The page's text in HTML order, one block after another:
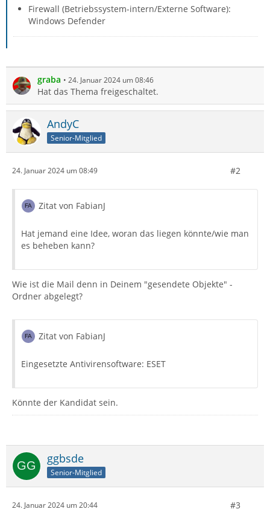
Firewall (Betriebssystem-intern/Externe Software):
Windows Defender
graba 24. Januar 2024 um 08:46
Hat das Thema freigeschaltet.
AndyC
Senior-Mitglied
24. Januar 2024 um 08:49 #2
Zitat von FabianJ
Hat jemand eine Idee, woran das liegen könnte/wie man
es beheben kann?
Wie ist die Mail denn in Deinem "gesendete Objekte" -
Ordner abgelegt?
Zitat von FabianJ
Eingesetzte Antivirensoftware: ESET
Könnte der Kandidat sein.
ggbsde
Senior-Mitglied
24. Januar 2024 um 20:44 #3